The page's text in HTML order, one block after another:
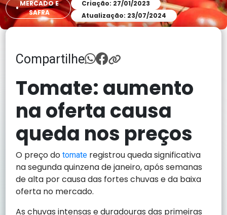
MERCADO E
SAFRA
Criação: 27/01/2023
Atualização: 23/07/2024
Compartilhe
Tomate: aumento
na oferta causa
queda nos preços
O preço dotomate registrou queda significativa
na segunda quinzena de janeiro, após semanas
de alta por causa das fortes chuvas e da baixa
oferta no mercado.
As chuvas intensas e duradouras das primeiras